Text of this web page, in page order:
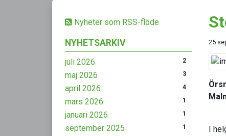
Nyheter som RSS-flöde
NYHETSARKIV
juli 2026 2
maj 2026 3
april 2026 4
mars 2026 1
januari 2026 1
september 2025 1
25
I